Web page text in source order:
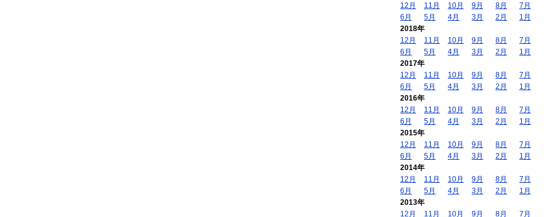
12月
11月 10月 9月 8月
7月
6月
5月 4月 3月 2月
1月
2018年
12月
11月 10月 9月 8月
7月
6月
5月 4月 3月 2月
1月
2017年
12月
11月 10月 9月 8月
7月
6月
5月 4月 3月 2月
1月
2016年
12月
11月 10月 9月 8月
7月
6月
5月 4月 3月 2月
1月
2015年
12月
11月 10月 9月 8月
7月
6月
5月 4月 3月 2月
1月
2014年
12月
11月 10月 9月 8月
7月
6月
5月 4月 3月 2月
1月
2013年
12月
11月 10月 9月 8月 7月